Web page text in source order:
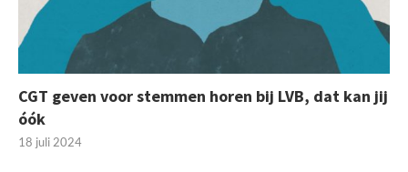
CGT geven voor stemmen horen bij LVB, dat kan jij
óók
18 juli 2024